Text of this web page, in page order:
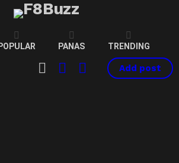
POPULAR PANAS TRENDING
SWITCH
SKIN
CART LOGIN
Add post